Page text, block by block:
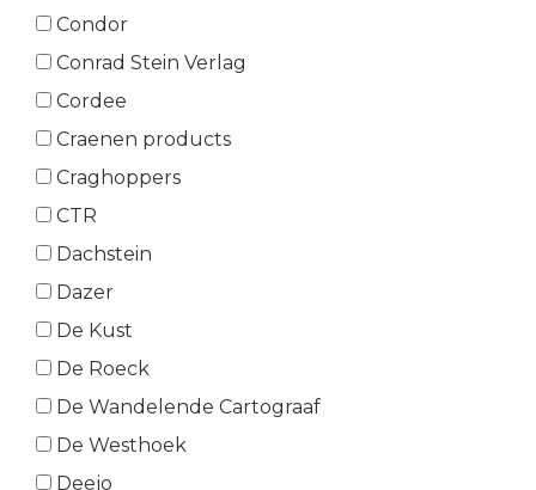
Condor
Conrad Stein Verlag
Cordee
Craenen products
Craghoppers
CTR
Dachstein
Dazer
De Kust
De Roeck
De Wandelende Cartograaf
De Westhoek
Deejo